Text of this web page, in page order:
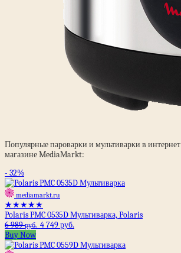
Популярные пароварки и мультиварки в интернет
магазине MediaМarkt:
- 32%
mediamarkt.ru
★★★★★
Polaris PMC 0535D Мультиварка, Polaris
6 989руб. 4 749 руб.
Buy Now